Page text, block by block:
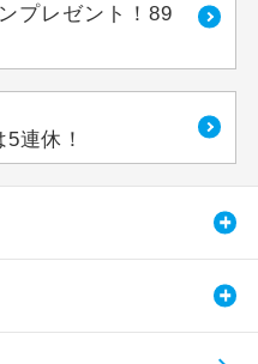
プレゼント！89
連休！